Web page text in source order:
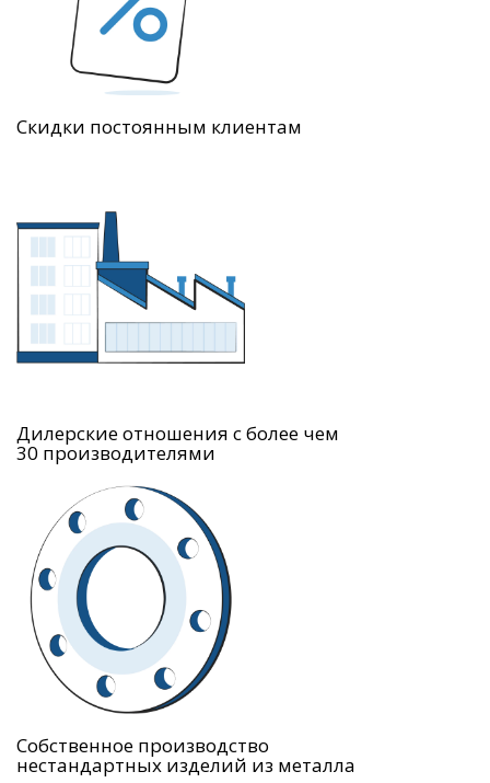
Скидки постоянным клиентам
Дилерские отношения с более чем
30 производителями
Собственное производство
нестандартных изделий из металла